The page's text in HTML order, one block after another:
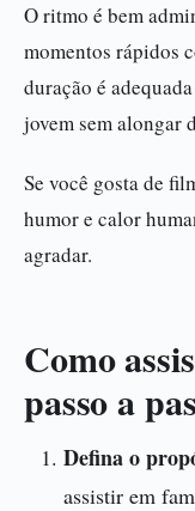
O ritmo é bem
momentos rápidos
duração é
jovem sem alongar
Se você gosta de
humor e calor
agradar.
Como
passo a
Defina o
assistir em